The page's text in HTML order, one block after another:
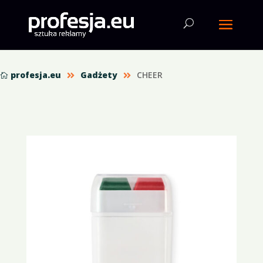
 profesja.eu  Gadżety  CHEER